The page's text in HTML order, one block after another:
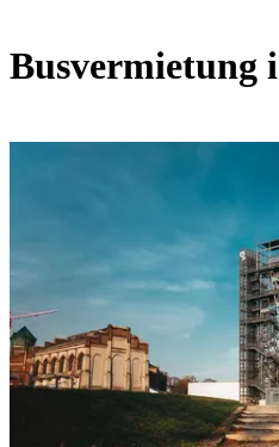
Busvermietung